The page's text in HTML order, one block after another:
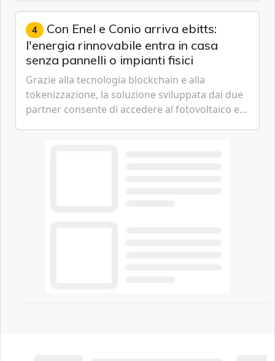
artificiale dell'azienda di Mark Zuckerberg.
4 Con Enel e Conio arriva ebitts:
l'energia rinnovabile entra in casa
senza pannelli o impianti fisici
Grazie alla tecnologia blockchain e alla
tokenizzazione, la soluzione sviluppata dai due
partner consente di accedere al fotovoltaico e